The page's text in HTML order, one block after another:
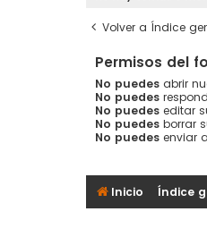
Volver a Índice
Permisos del
No puedes abrir
No puedes
No puedes editar
No puedes borrar
No puedes enviar
Inicio Índice